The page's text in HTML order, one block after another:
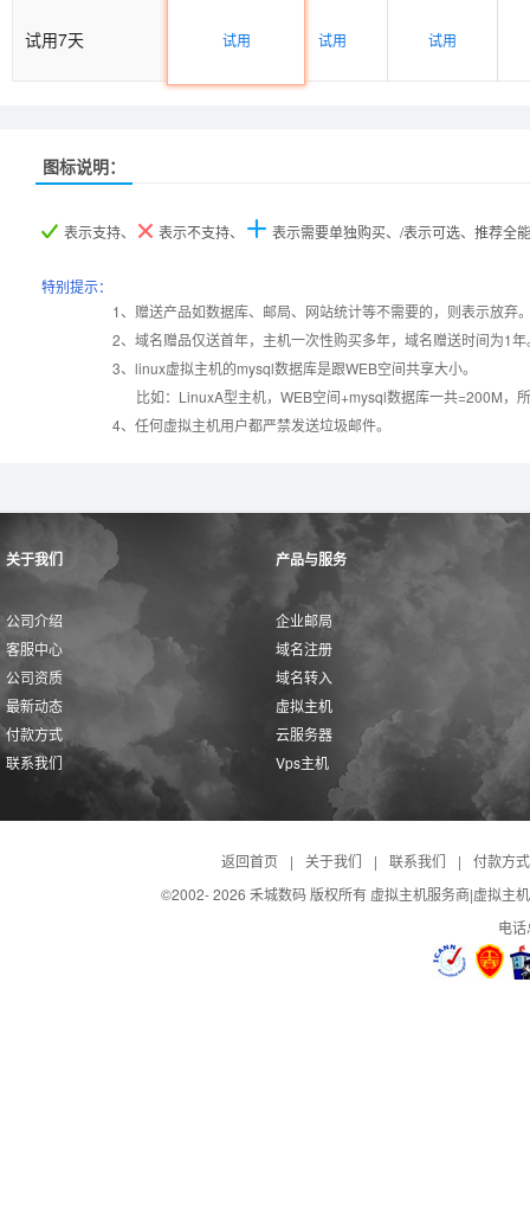
试用7天 试用 试用 试用
试用
产品名称
JSP（JAVA）
Tomcat
MySQL
版本:5.1/5.6
自助重启Tomcat
产品名称
错误页面定义
免费预装软件
流量分析
访问统计
产品名称
数据自助恢复
千兆防火墙系统
QQ全球免费电话
24x7x365
24x7x365
电话技术支持
图标说明：
表示支持、 表示不支持、 表示需要单独购买、/表示可选、推荐全
特别提示：
1、赠送产品如数据库、邮局、网站统计等不需要的，则表示放弃
2、域名赠品仅送首年，主机一次性购买多年，域名赠送时间为1年
3、linux虚拟主机的mysql数据库是跟WEB空间共享大小。
比如：LinuxA型主机，WEB空间+mysql数据库一共=200M，
4、任何虚拟主机用户都严禁发送垃圾邮件。
关于我们
公司介绍
客服中心
公司资质
最新动态
付款方式
联系我们
产品与服务
企业邮局
域名注册
域名转入
虚拟主机
云服务器
Vps主机
返回首页 | 关于我们 | 联系我们 |
付款方式
©2002-2026 禾城数码 版权所有 虚拟主机服务商|虚拟主
电